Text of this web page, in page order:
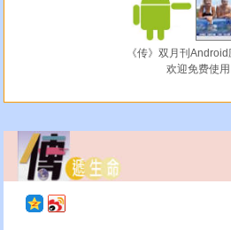
《传》双月刊
欢迎免费使用